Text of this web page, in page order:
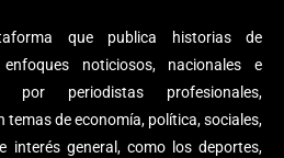
que publica historias de
enfoques noticiosos, nacionales e
por periodistas profesionales,
temas de economía, política, sociales,
interés general, como los deportes,